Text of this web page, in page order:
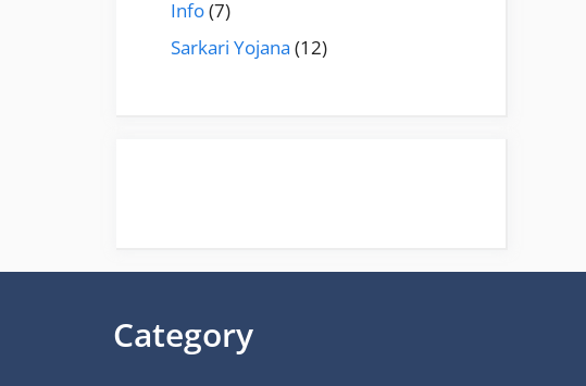
Info(7)
Sarkari Yojana (12)
Category